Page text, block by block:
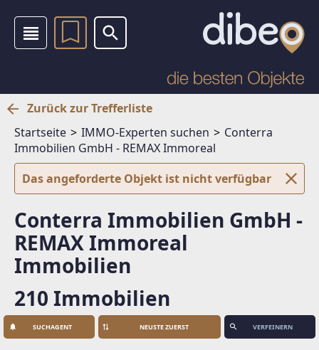
Zurück zur Trefferliste
Startseite
IMMO-Experten suchen
Conterra
Immobilien GmbH - REMAX Immoreal
Das angeforderte Objekt ist nicht verfügbar
Conterra Immobilien GmbH -
REMAX Immoreal
Immobilien
210 Immobilien
SUCHAGENT VERFEINERN